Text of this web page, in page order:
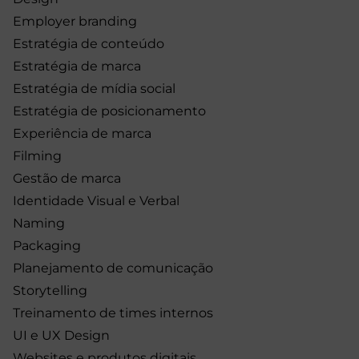
Employer branding
Estratégia de conteúdo
Estratégia de marca
Estratégia de mídia social
Estratégia de posicionamento
Experiência de marca
Filming
Gestão de marca
Identidade Visual e Verbal
Naming
Packaging
Planejamento de comunicação
Storytelling
Treinamento de times internos
UI e UX Design